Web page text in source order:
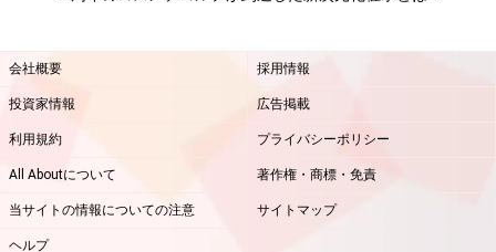
会社概要 採用情報
投資家情報 広告掲載
利用規約 プライバシーポリシー
All Aboutについて 著作権・商標・免責
当サイトの情報についての注意 サイトマップ
ヘルプ